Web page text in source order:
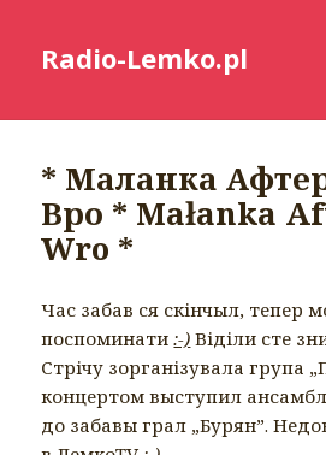
Radio-Lemko.pl
* Маланка
Вро * Małanka
Wro *
Час забав ся скінчыл, тепер
поспоминати:-) Віділи сте
Стрічу зорганізувала група
концертом выступил
до забавы грал „Бурян”.